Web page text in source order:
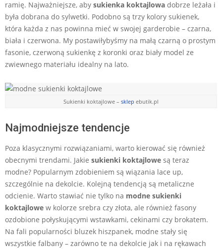
ramię. Najważniejsze, aby sukienka koktajlowa dobrze leżała i
była dobrana do sylwetki. Podobno są trzy kolory sukienek,
która każda z nas powinna mieć w swojej garderobie – czarna,
biała i czerwona. My postawiłybyśmy na małą czarną o prostym
fasonie, czerwoną sukienkę z koronki oraz biały model ze
zwiewnego materiału idealny na lato.
Sukienki koktajlowe – sklep ebutik.pl
Najmodniejsze tendencje
Poza klasycznymi rozwiązaniami, warto kierować się również
obecnymi trendami. Jakie sukienki koktajlowe są teraz
modne? Popularnym zdobieniem są wiązania lace up,
szczególnie na dekolcie. Kolejną tendencją są metaliczne
odcienie. Warto stawiać nie tylko na modne sukienki
koktajlowe w kolorze srebra czy złota, ale również fasony
ozdobione połyskującymi wstawkami, cekinami czy brokatem.
Na fali popularności bluzek hiszpanek, modne stały się
wszystkie falbany – zarówno te na dekolcie jak i na rękawach